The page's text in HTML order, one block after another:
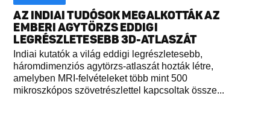
AZ INDIAI TUDÓSOK MEGALKOTTÁK AZ
EMBERI AGYTÖRZS EDDIGI
LEGRÉSZLETESEBB 3D-ATLASZÁT
Indiai kutatók a világ eddigi legrészletesebb,
háromdimenziós agytörzs-atlaszát hozták létre,
amelyben MRI-felvételeket több mint 500
mikroszkópos szövetrészlettel kapcsoltak össze...